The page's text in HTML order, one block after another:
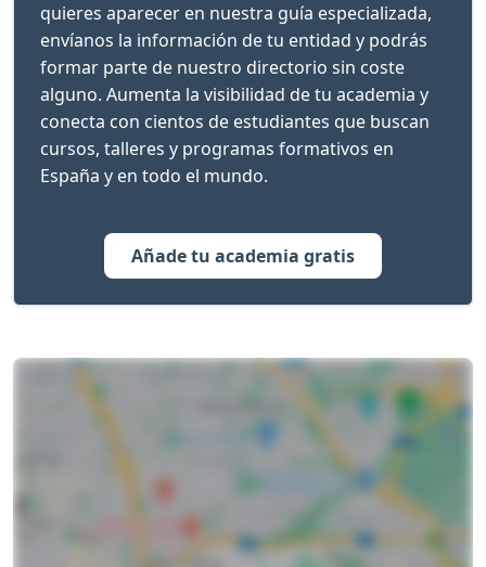
quieres aparecer en nuestra guía especializada,
envíanos la información de tu entidad y podrás
formar parte de nuestro directorio sin coste
alguno. Aumenta la visibilidad de tu academia y
conecta con cientos de estudiantes que buscan
cursos, talleres y programas formativos en
España y en todo el mundo.
Añade tu academia gratis